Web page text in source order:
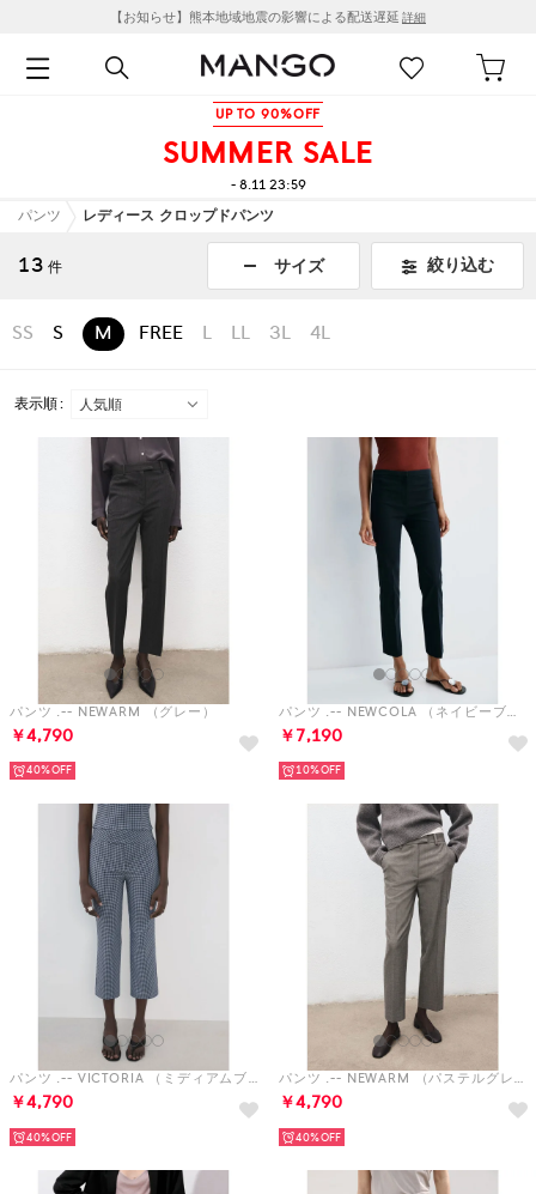
【お知らせ】熊本地域地震の影響による配送遅延 詳細
UP TO 90%OFF
SUMMER SALE
- 8.11 23:59
パンツ
レディース クロップドパンツ
13 件 サイズ 絞り込む
SS S M FREE L LL 3L 4L
表示順 :
パンツ .-- NEWARM （グレー）
￥4,790
40%
パンツ .-- NEWCOLA （ネイビーブルー）
￥7,190
10%
パンツ .-- VICTORIA （ミディアムブルー）
￥4,790
40%
パンツ .-- NEWARM （パステルグレー）
￥4,790
40%